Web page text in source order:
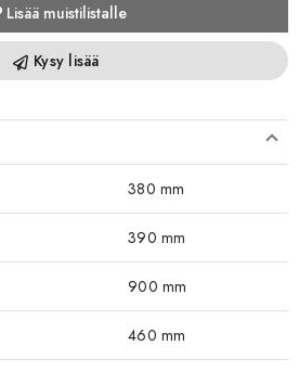
Lisää muistilistalle
Kysy lisää
380 mm
390 mm
900 mm
460 mm